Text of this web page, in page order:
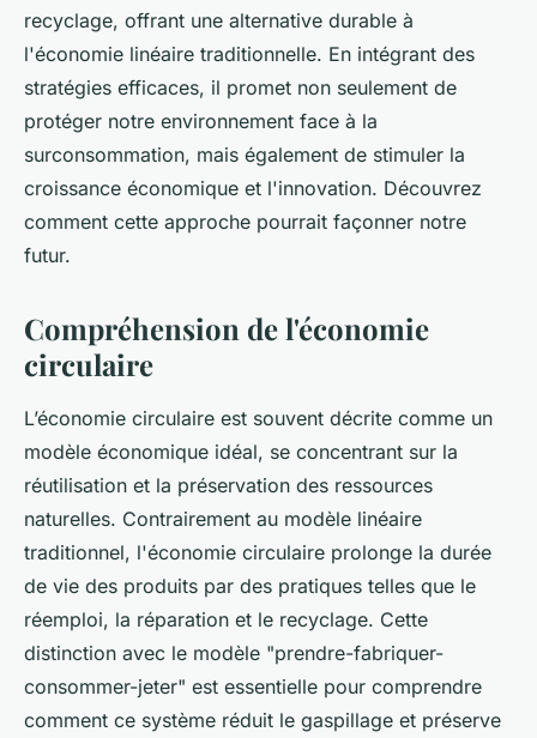
Iris•22 mars 2025•3 min de lecture
recyclage, offrant une alternative durable à
l'économie linéaire traditionnelle. En intégrant des
stratégies efficaces, il promet non seulement de
protéger notre environnement face à la
surconsommation, mais également de stimuler la
croissance économique et l'innovation. Découvrez
comment cette approche pourrait façonner notre
futur.
Compréhension de l'économie
circulaire
L’économie circulaire est souvent décrite comme un
modèle économique idéal, se concentrant sur la
réutilisation et la préservation des ressources
naturelles. Contrairement au modèle linéaire
traditionnel, l'économie circulaire prolonge la durée
de vie des produits par des pratiques telles que le
réemploi, la réparation et le recyclage. Cette
distinction avec le modèle "prendre-fabriquer-
consommer-jeter" est essentielle pour comprendre
comment ce système réduit le gaspillage et préserve